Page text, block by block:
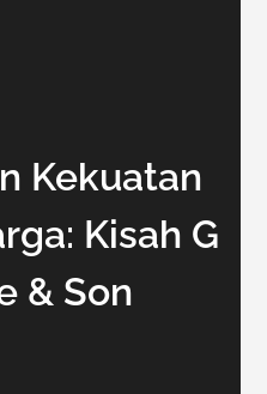
Kekuatan
Kisah G
& Son